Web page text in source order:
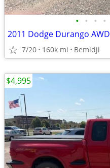
• • • •
2011 Dodge Durango AWD
7/20 160k mi Bemidji
$4,995